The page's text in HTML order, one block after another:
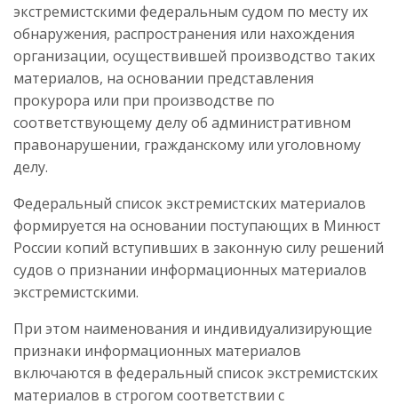
экстремистскими федеральным судом по месту их
обнаружения, распространения или нахождения
организации, осуществившей производство таких
материалов, на основании представления
прокурора или при производстве по
соответствующему делу об административном
правонарушении, гражданскому или уголовному
делу.
Федеральный список экстремистских материалов
формируется на основании поступающих в Минюст
России копий вступивших в законную силу решений
судов о признании информационных материалов
экстремистскими.
При этом наименования и индивидуализирующие
признаки информационных материалов
включаются в федеральный список экстремистских
материалов в строгом соответствии с